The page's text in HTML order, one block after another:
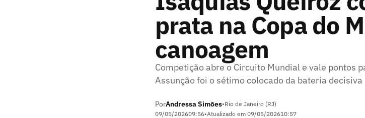
prata na Copa do
canoagem
Competição abre o Circuito Mundial e vale pontos
Assunção foi o sétimo colocado da bateria decisiva
PorAndressa Simões•Rio de Janeiro (RJ)
09/05/202609:56•Atualizado em 09/05/202610:57